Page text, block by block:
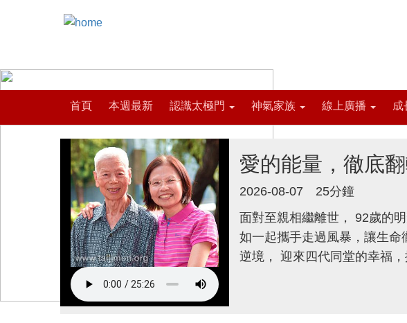
首頁 本週最新 認識太極門 神氣家族 線上廣播 成
愛的能量，徹底
2026-08-07
25分鐘
面對至親相繼離世， 92歲的
如一起攜手走過風暴，讓生
逆境， 迎來四代同堂的幸福，